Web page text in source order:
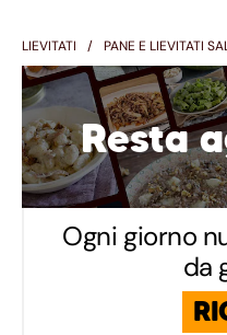
LIEVITATI PANE E LIEVITATI
Resta
Ogni giorno
da